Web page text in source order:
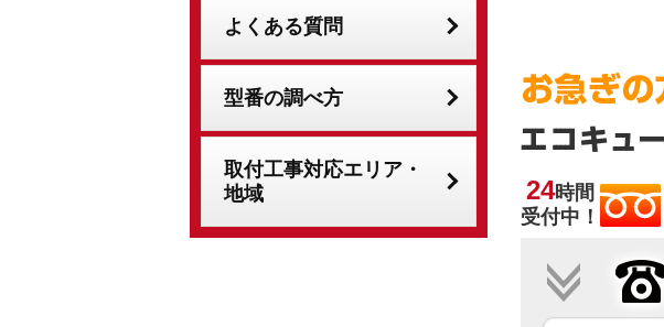
24時間
受付中！
よくある質問
型番の調べ方
取付工事対応エリア・
地域